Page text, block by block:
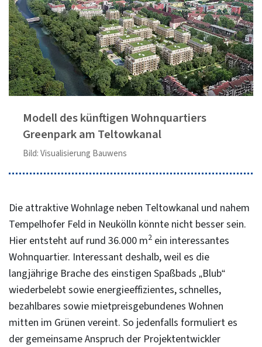
Modell des künftigen Wohnquartiers
Greenpark am Teltowkanal
Bild: Visualisierung Bauwens
Die attraktive Wohnlage neben Teltowkanal und nahem
Tempelhofer Feld in Neukölln könnte nicht besser sein.
Hier entsteht auf rund 36.000 m2 ein interessantes
Wohnquartier. Interessant deshalb, weil es die
langjährige Brache des einstigen Spaßbads „Blub“
wiederbelebt sowie energieeffizientes, schnelles,
bezahlbares sowie mietpreisgebundenes Wohnen
mitten im Grünen vereint. So jedenfalls formuliert es
der gemeinsame Anspruch der Projektentwickler